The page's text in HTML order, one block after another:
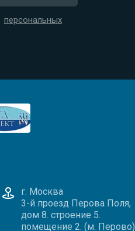
персональных
г. Москва
3-й проезд Перова Поля,
дом 8. строение 5.
помещение 2. (м. Перово)